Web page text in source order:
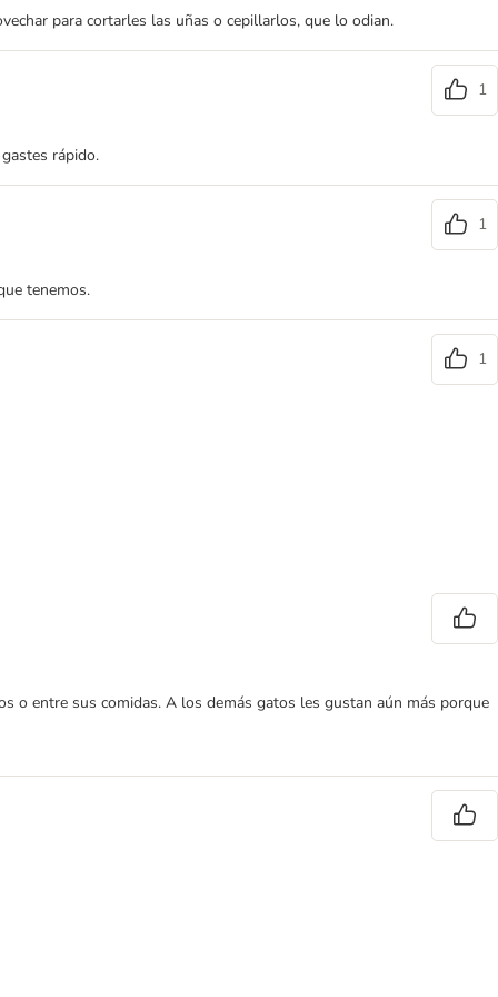
para cortarles las uñas o cepillarlos, que lo odian.
1
rápido.
1
tenemos.
1
o entre sus comidas. A los demás gatos les gustan aún más porque